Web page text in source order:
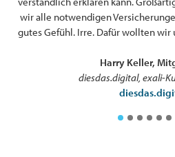
wir alle notwendigen
gutes Gefühl. Irre. Dafür wollten wir
Harry Keller,
diesdas.digital, exali-